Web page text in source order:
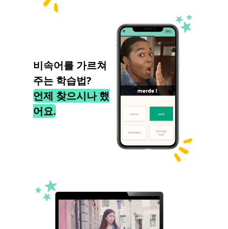
비속어를 가르쳐
주는 학습법?
언제 찾으시나 했
어요.